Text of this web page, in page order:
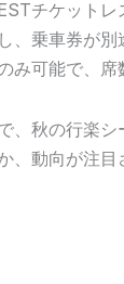
チケット
、乗車券が
み可能で、席
、秋の行楽シ
、動向が注目